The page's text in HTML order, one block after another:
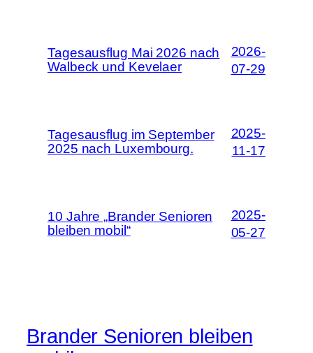
Tagesausflug Mai 2026 nach
Walbeck und Kevelaer
2026-
07-29
Tagesausflug im September
2025 nach Luxembourg.
2025-
11-17
10 Jahre „Brander Senioren
bleiben mobil“
2025-
05-27
Brander Senioren bleiben